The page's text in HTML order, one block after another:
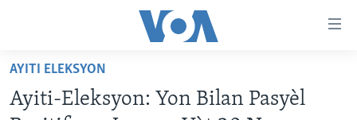
Skip
main
LÈZETAZINI
AYITI ELEKSYON
Ayiti-Eleksyon: Yon Bilan Pasyèl